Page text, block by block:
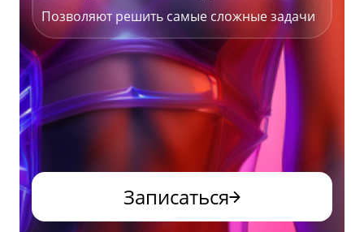
Позволяют решить самые сложные задачи
Записаться